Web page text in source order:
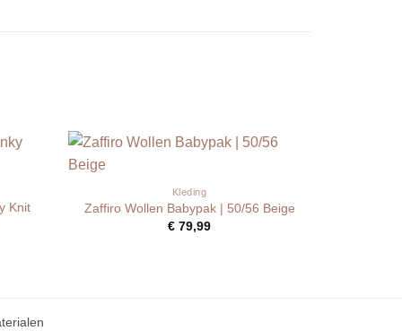
Knit
Kleding
Zaffiro Wollen Babypak | 50/56 Beige
€ 79,99